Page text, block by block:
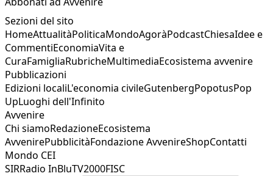
Sezioni del sito
HomeAttualitàPoliticaMondoAgoràPodcastChiesaIdee e
CommentiEconomiaVita e
CuraFamigliaRubricheMultimediaEcosistema avvenire
Pubblicazioni
Edizioni localiL'economia civileGutenbergPopotusPop
UpLuoghi dell'Infinito
Avvenire
Chi siamoRedazioneEcosistema
AvvenirePubblicitàFondazione AvvenireShopContatti
Mondo CEI
SIRRadio InBluTV2000FISC